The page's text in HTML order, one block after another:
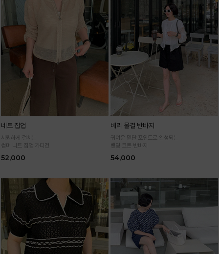
네트 집업
시원하게 걸치는
썸머 니트 집업 가디건
52,000
베리 물결 반바지
귀여운 밑단 포인트로 완성되는
밴딩 코튼 반바지
54,000